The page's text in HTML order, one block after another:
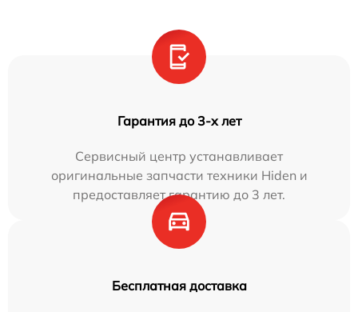
Гарантия до 3-х лет
Сервисный центр устанавливает
оригинальные запчасти техники Hiden и
предоставляет гарантию до 3 лет.
Бесплатная доставка